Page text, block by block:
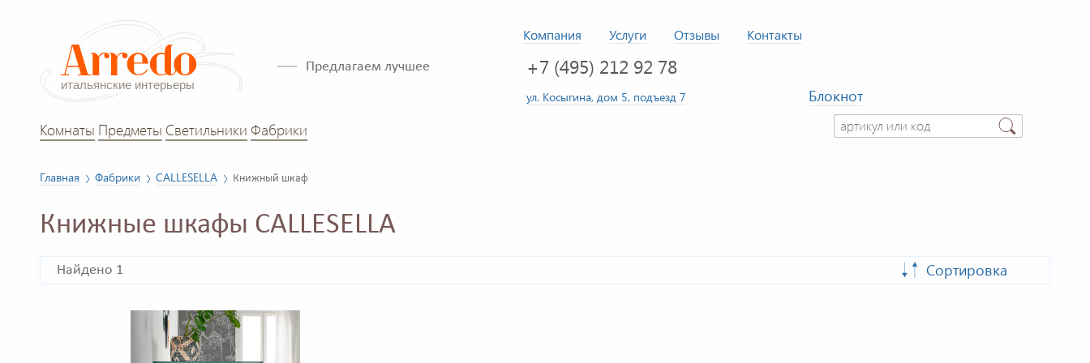
Компания Услуги Отзывы Контакты
Предлагаем лучшее +7 (495) 212 92 78
ул. Косыгина, дом 5, подъезд 7
Блокнот
Комнаты Предметы Светильники Фабрики
Главная Фабрики CALLESELLA Книжный шкаф
Книжные шкафы CALLESELLA
Найдено 1 Сортировка